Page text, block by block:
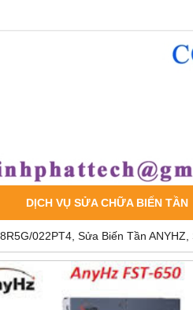
DỊCH VỤ SỬA CHỮA BIẾN TẦN
022PT4, Sửa Biến Tần